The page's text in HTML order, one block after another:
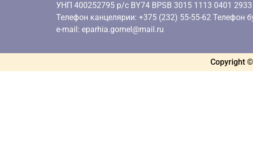
УНП 400252795 р/с BY74 BPSB 3015 1113 0401
Телефон канцелярии: +375 (232) 55-55-62 Телефон
e-mail: eparhia.gomel@mail.ru
Copyright